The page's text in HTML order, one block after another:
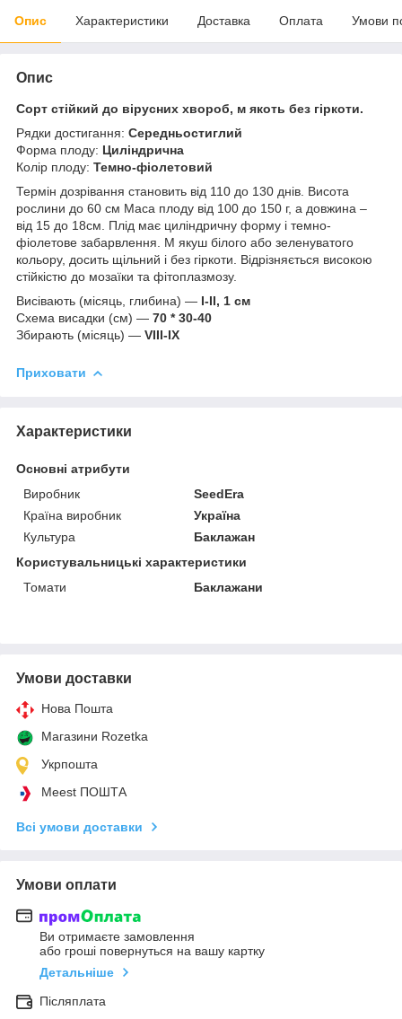
Опис Характеристики Доставка Оплата Умови
Опис
Сорт стійкий до вірусних хвороб, м якоть без гіркоти.
Рядки достигання: Середньостиглий
Форма плоду: Циліндрична
Колір плоду: Темно-фіолетовий
Термін дозрівання становить від 110 до 130 днів. Висота
рослини до 60 см Маса плоду від 100 до 150 г, а довжина –
від 15 до 18см. Плід має циліндричну форму і темно-
фіолетове забарвлення. М якуш білого або зеленуватого
кольору, досить щільний і без гіркоти. Відрізняється високою
стійкістю до мозаїки та фітоплазмозу.
Висівають (місяць, глибина) — I-II, 1 см
Схема висадки (см) — 70 * 30-40
Збирають (місяць) — VIII-IX
Приховати
Характеристики
Основні атрибути
Виробник
SeedEra
Країна виробник
Україна
Культура
Баклажан
Користувальницькі характеристики
Томати
Баклажани
Умови доставки
Нова Пошта
Магазини Rozetka
Укрпошта
Meest ПОШТА
Всі умови доставки
Умови оплати
Ви отримаєте замовлення
або гроші повернуться на вашу картку
Детальніше
Післяплата